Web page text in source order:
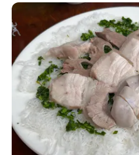
Dù có một vài điểm trừ nhỏ về
quá đông, đây vẫn là tọa độ
để bạn trải nghiệm khi đến